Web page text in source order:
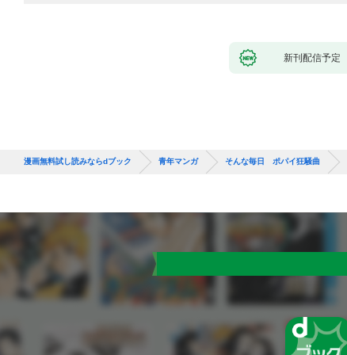
新刊配信予定
漫画無料試し読みならdブック 青年マンガ そんな毎日 ポパイ狂騒曲